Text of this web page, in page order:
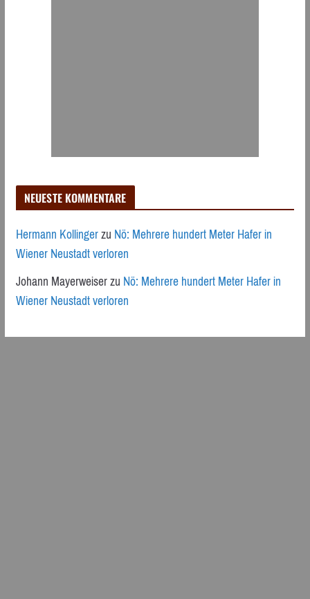
NEUESTE KOMMENTARE
Hermann KollingerzuNö: Mehrere hundert Meter Hafer in
Wiener Neustadt verloren
Johann MayerweiserzuNö: Mehrere hundert Meter Hafer in
Wiener Neustadt verloren